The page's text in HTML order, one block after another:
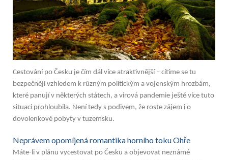
Cestování po Česku je čím dál více atraktivnější – cítíme se tu
bezpečněji vzhledem k různým politickým a vojenským hrozbám,
které panují v některých státech, a virová pandemie ještě více tuto
situaci prohloubila. Není tedy s podivem, že roste zájem i o
dovolenkové pobyty v tuzemsku.
Neprávem opomíjená romantika horního toku Ohře
Máte-li v plánu vycestovat po Česku a objevovat neznámé